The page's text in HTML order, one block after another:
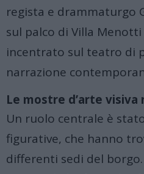
regista e drammaturgo
sul palco di Villa
incentrato sul teatro di
narrazione
Le mostre d’arte
Un ruolo centrale è
figurative, che hanno
differenti sedi del borgo.